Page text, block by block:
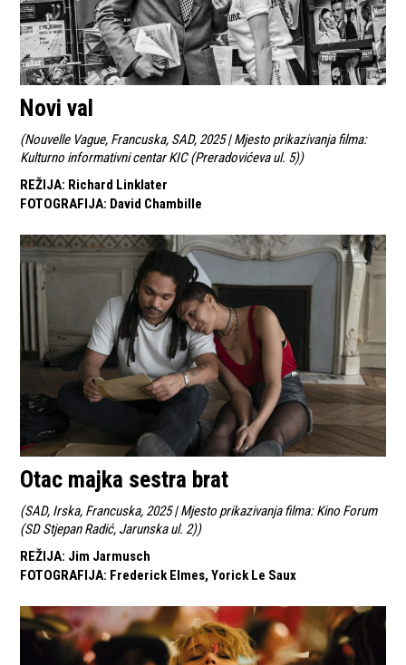
Novi val
(Nouvelle Vague, Francuska, SAD, 2025 | Mjesto prikazivanja filma:
Kulturno informativni centar KIC (Preradovićeva ul. 5))
REŽIJA: Richard Linklater
FOTOGRAFIJA: David Chambille
Otac majka sestra brat
(SAD, Irska, Francuska, 2025 | Mjesto prikazivanja filma: Kino Forum
(SD Stjepan Radić, Jarunska ul. 2))
REŽIJA: Jim Jarmusch
FOTOGRAFIJA: Frederick Elmes, Yorick Le Saux